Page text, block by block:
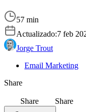
57 min
Actualizado:7 feb
Jorge Trout
Email Marketing
Share
Share Share